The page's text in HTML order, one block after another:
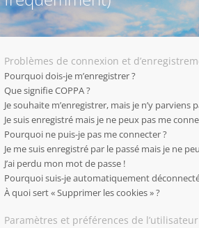
Problèmes de connexion et
Pourquoi dois-je m’enregistrer ?
Que signifie COPPA ?
Je souhaite m’enregistrer, mais je n’y parviens
Je suis enregistré mais je ne peux pas me
Pourquoi ne puis-je pas me connecter ?
Je me suis enregistré par le passé mais je ne
J’ai perdu mon mot de passe !
Pourquoi suis-je automatiquement
À quoi sert « Supprimer les cookies » ?
Paramètres et préférences de l’utilisateur